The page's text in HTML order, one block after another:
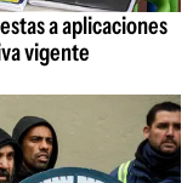
a aplicaciones
vigente